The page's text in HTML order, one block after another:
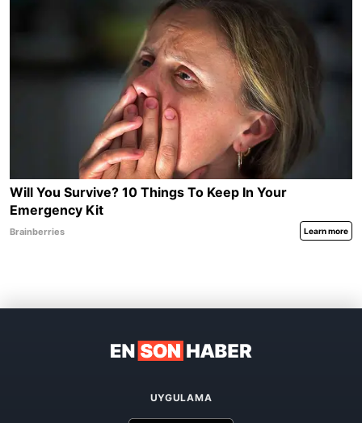
UYGULAMA